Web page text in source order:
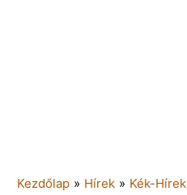
Kezdőlap » Hírek » Kék-Hírek